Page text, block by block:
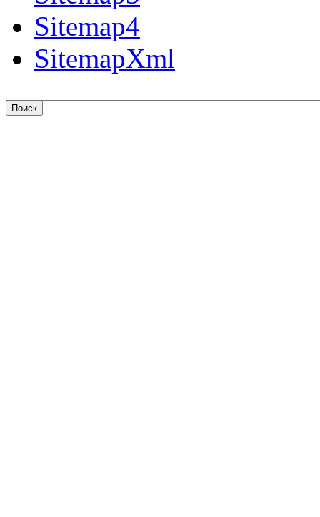
Sitemap4
SitemapXml